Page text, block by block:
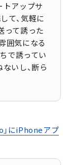
トアップサ
て、気軽に
って誘った
囲気になる
で誘ってい
いし、断ら
にiPhoneアプ